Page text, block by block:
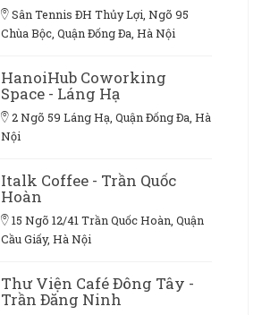
Sân Tennis ĐH Thủy Lợi, Ngõ 95
Chùa Bộc, Quận Đống Đa, Hà Nội
HanoiHub Coworking
Space - Láng Hạ
2 Ngõ 59 Láng Hạ, Quận Đống Đa, Hà
Nội
Italk Coffee - Trần Quốc
Hoàn
15 Ngõ 12/41 Trần Quốc Hoàn, Quận
Cầu Giấy, Hà Nội
Thư Viện Café Đông Tây -
Trần Đăng Ninh